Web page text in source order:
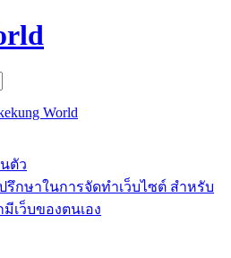
World
ตัว
กษาในการจัดทำเว็บไซต์ สำหรับ
เว็บของตนเอง